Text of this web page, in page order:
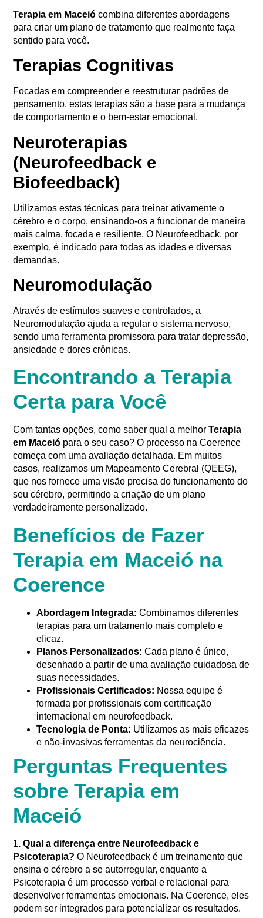
Terapia em Maceió combina diferentes abordagens
para criar um plano de tratamento que realmente faça
sentido para você.
Terapias Cognitivas
Focadas em compreender e reestruturar padrões de
pensamento, estas terapias são a base para a mudança
de comportamento e o bem-estar emocional.
Neuroterapias
(Neurofeedback e
Biofeedback)
Utilizamos estas técnicas para treinar ativamente o
cérebro e o corpo, ensinando-os a funcionar de maneira
mais calma, focada e resiliente. O Neurofeedback, por
exemplo, é indicado para todas as idades e diversas
demandas.
Neuromodulação
Através de estímulos suaves e controlados, a
Neuromodulação ajuda a regular o sistema nervoso,
sendo uma ferramenta promissora para tratar depressão,
ansiedade e dores crônicas.
Encontrando a Terapia
Certa para Você
Com tantas opções, como saber qual a melhorTerapia
em Maceió para o seu caso? O processo na Coerence
começa com uma avaliação detalhada. Em muitos
casos, realizamos um Mapeamento Cerebral (QEEG),
que nos fornece uma visão precisa do funcionamento do
seu cérebro, permitindo a criação de um plano
verdadeiramente personalizado.
Benefícios de Fazer
Terapia em Maceió na
Coerence
Abordagem Integrada: Combinamos diferentes
terapias para um tratamento mais completo e
eficaz.
Planos Personalizados: Cada plano é único,
desenhado a partir de uma avaliação cuidadosa de
suas necessidades.
Profissionais Certificados: Nossa equipe é
formada por profissionais com certificação
internacional em neurofeedback.
Tecnologia de Ponta: Utilizamos as mais eficazes
e não-invasivas ferramentas da neurociência.
Perguntas Frequentes
sobre Terapia em
Maceió
1. Qual a diferença entre Neurofeedback e
Psicoterapia? O Neurofeedback é um treinamento que
ensina o cérebro a se autorregular, enquanto a
Psicoterapia é um processo verbal e relacional para
desenvolver ferramentas emocionais. Na Coerence, eles
podem ser integrados para potencializar os resultados.